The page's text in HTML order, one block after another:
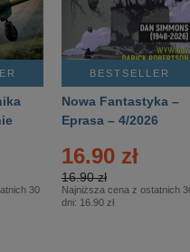
30
BESTSELLER
Nowa Fantastyka –
Eprasa – 4/2026
16.90 zł
16.90 zł
Najniższa cena z ostatnich
dni: 16.90 zł